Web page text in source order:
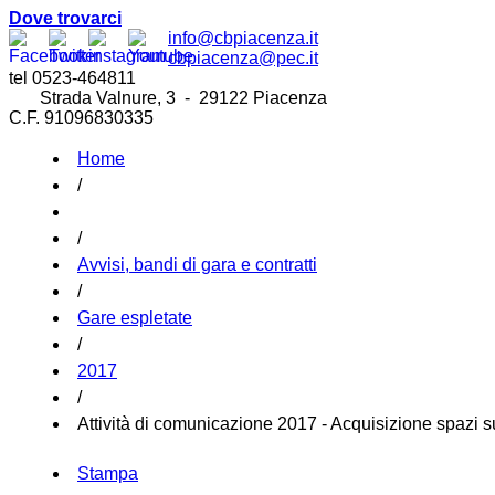
Dove trovarci
info@cbpiacenza.it
cbpiacenza@pec.it
tel 0523-464811
Strada Valnure, 3 - 29122 Piacenza
C.F. 91096830335
Home
/
/
Avvisi, bandi di gara e contratti
/
Gare espletate
/
2017
/
Attività di comunicazione 2017 - Acquisizione spazi
Stampa